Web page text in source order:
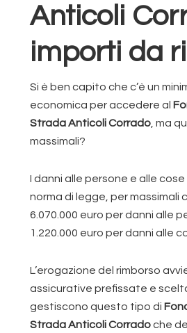
Anticoli
importi da
Si è ben capito che c’è un
economica per accedere al
Strada Anticoli Corrado , ma
massimali?
I danni alle persone e alle
norma di legge, per massimali
6.070.000 euro per danni alle
1.220.000 euro per danni alle
L’erogazione del rimborso
assicurative prefissate e
gestiscono questo tipo di
Strada Anticoli Corradoche